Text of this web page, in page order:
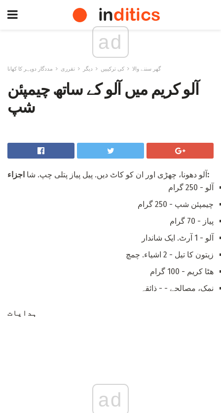
ad
گھر سننے والا کی ترکیبیں دیگر تقرری مددگار دوپہر کا کھانا
آلو کریم میں آلو کے ساتھ چیمپئن
شپ
آلو دھونا، چھڑی اور ان کو کاٹ دیں. پیل پیاز پتلی چپ. شااجزاء:
آلو - 250 گرام
چیمپئن شپ - 250 گرام
پیاز - 70 گرام
آلو - 1 آرٹ. ایک شاندار
زیتون کا تیل - 2 اشیاء. چمچ
ھٹا کریم - 100 گرام
نمک، مصالحے - - ذائقہ
ہدایات
ad